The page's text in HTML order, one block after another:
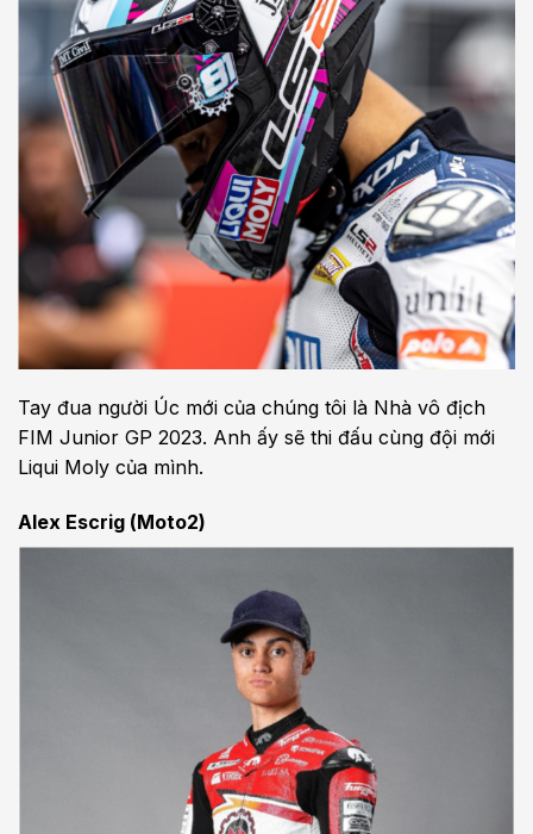
Tay đua người Úc mới của chúng tôi là Nhà vô địch
FIM Junior GP 2023. Anh ấy sẽ thi đấu cùng đội mới
Liqui Moly của mình.
Alex Escrig (Moto2)